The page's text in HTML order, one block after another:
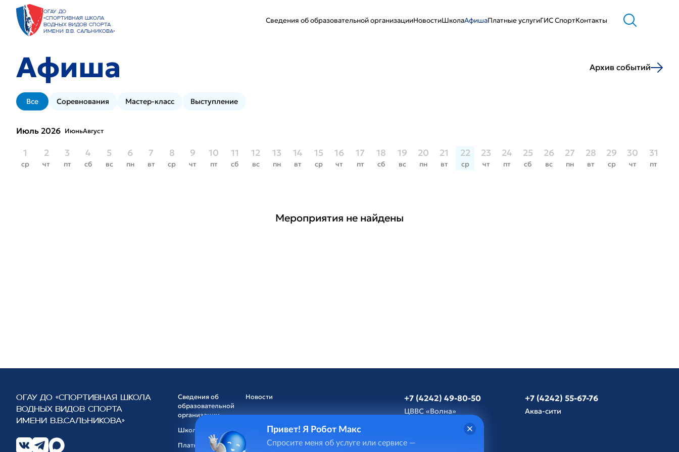
ОГАУ ДО
«Спортивная школа
водных видов спорта
имени В.В. Сальникова»
Сведения об образовательной организацииНовостиШколаАфишаПлатные услугиГИС CпортКонтакты
Афиша Архив событий
Все Соревнования Мастер-класс Выступление
Июль 2026 ИюньАвгуст
1
ср
2
чт
3
пт
4
сб
5
вс
6
пн
7
вт
8
ср
9
чт
10
пт
11
сб
12
вс
13
пн
14
вт
15
ср
16
чт
17
пт
18
сб
19
вс
20
пн
21
вт
22
ср
23
чт
24
пт
25
сб
26
вс
27
пн
28
вт
29
ср
30
чт
31
пт
Мероприятия не найдены
ОГАУ ДО «СПОРТИВНАЯ ШКОЛА
ВОДНЫХ ВИДОВ СПОРТА
ИМЕНИ В.В.САЛЬНИКОВА»
Сведения об
образовательной
организации
Новости
Школа
Платные услуги
ГИС Cпорт
+7 (4242) 49-80-50
ЦВВС «Волна»
+7 (4242) 55-67-76
Аква-сити
Привет! Я Робот Макс
Спросите меня об услуге или сервисе —